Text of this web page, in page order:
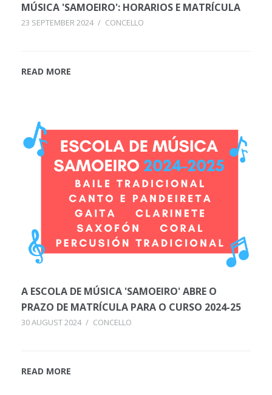
MÚSICA 'SAMOEIRO': HORARIOS E MATRÍCULA
23 SEPTEMBER 2024 / CONCELLO
READ MORE
A ESCOLA DE MÚSICA 'SAMOEIRO' ABRE O
PRAZO DE MATRÍCULA PARA O CURSO 2024-25
30 AUGUST 2024 / CONCELLO
READ MORE